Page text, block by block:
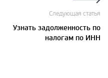
Следующая статья
Узнать задолженность по
налогам по ИНН